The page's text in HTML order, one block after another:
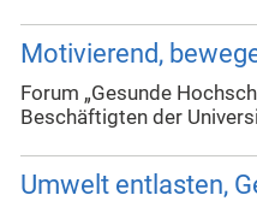
Motivierend,
Forum „Gesunde
Beschäftigten der
Umwelt entlasten,